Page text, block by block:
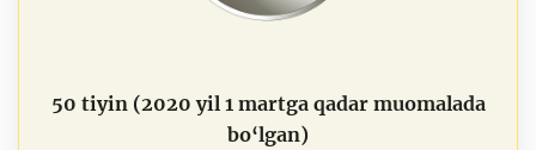
50 tiyin (2020 yil 1 martga qadar muomalada
bo‘lgan)